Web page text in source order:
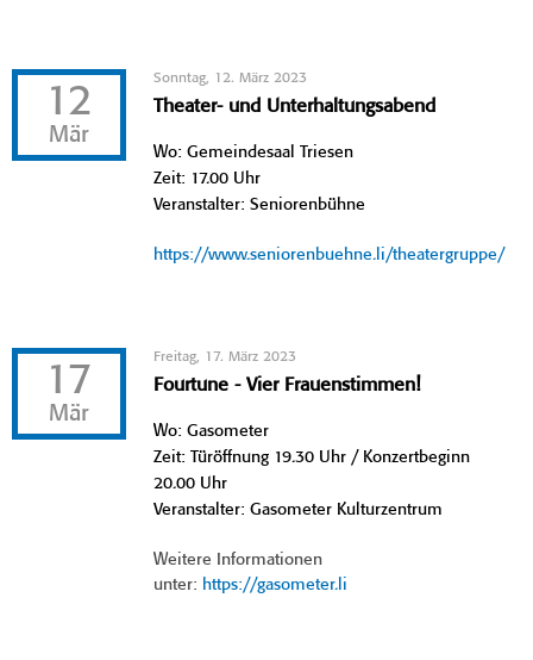
12
Mär
Sonntag, 12. März 2023
Theater- und Unterhaltungsabend
Wo: Gemeindesaal Triesen
Zeit: 17.00 Uhr
Veranstalter: Seniorenbühne
https://www.seniorenbuehne.li/theatergruppe/
17
Mär
Freitag, 17. März 2023
Fourtune - Vier Frauenstimmen!
Wo: Gasometer
Zeit: Türöffnung 19.30 Uhr / Konzertbeginn
20.00 Uhr
Veranstalter: Gasometer Kulturzentrum
Weitere Informationen
unter: https://gasometer.li